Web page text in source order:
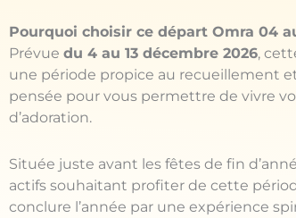
Pourquoi choisir ce départ Omra 04
Prévue du 4 au 13 décembre 2026,
une période propice au recueillement
pensée pour vous permettre de vivre
d’adoration.
Située juste avant les fêtes de fin
actifs souhaitant profiter de cette
conclure l’année par une expérience